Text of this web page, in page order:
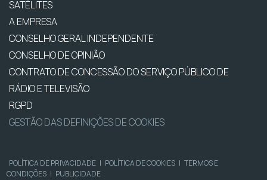
SATÉLITES
A EMPRESA
CONSELHO GERAL INDEPENDENTE
CONSELHO DE OPINIÃO
CONTRATO DE CONCESSÃO DO SERVIÇO PÚBLICO DE
RÁDIO E TELEVISÃO
RGPD
GESTÃO DAS DEFINIÇÕES DE COOKIES
POLÍTICA DE PRIVACIDADE | POLÍTICA DE COOKIES | TERMOS E
CONDIÇÕES | PUBLICIDADE